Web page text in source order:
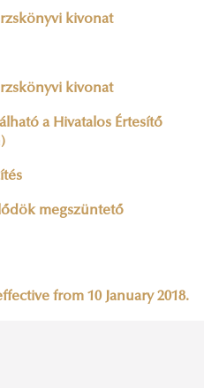
kivonat
kivonat
a Hivatalos Értesítő
megszüntető
from 10 January 2018.